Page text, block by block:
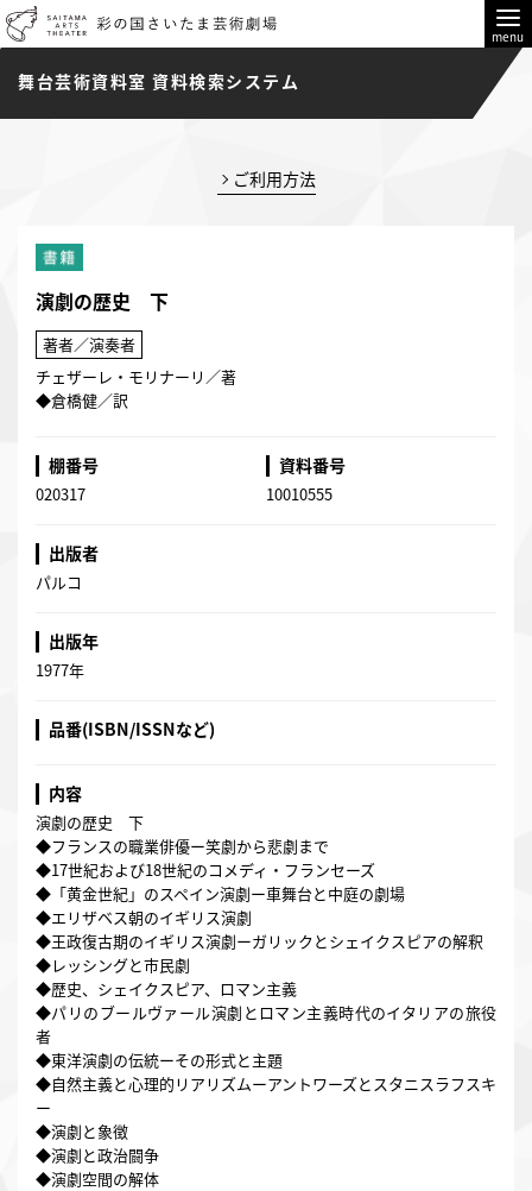
menu
舞台芸術資料室 資料検索システム
ご利用方法
演劇の歴史 下
著者／演奏者
チェザーレ・モリナーリ／著
◆倉橋健／訳
棚番号
020317
資料番号
10010555
出版者
パルコ
出版年
1977年
品番(ISBN/ISSNなど)
内容
演劇の歴史 下
◆フランスの職業俳優ー笑劇から悲劇まで
◆17世紀および18世紀のコメディ・フランセーズ
◆「黄金世紀」のスペイン演劇ー車舞台と中庭の劇場
◆エリザベス朝のイギリス演劇
◆王政復古期のイギリス演劇ーガリックとシェイクスピアの解釈
◆レッシングと市民劇
◆歴史、シェイクスピア、ロマン主義
◆パリのブールヴァール演劇とロマン主義時代のイタリアの旅役
者
◆東洋演劇の伝統ーその形式と主題
◆自然主義と心理的リアリズムーアントワーズとスタニスラフスキ
ー
◆演劇と象徴
◆演劇と政治闘争
◆演劇空間の解体